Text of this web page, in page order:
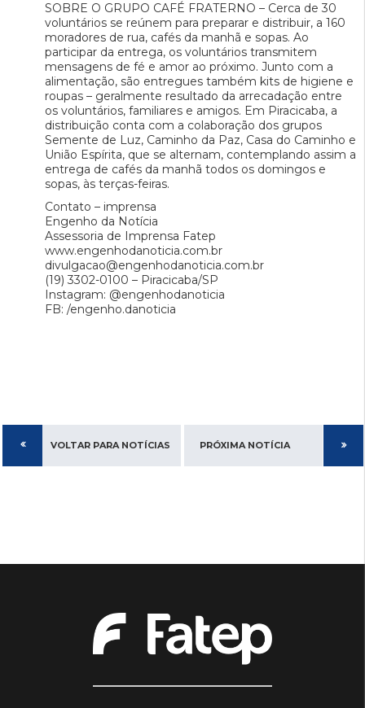
SOBRE O GRUPO CAFÉ FRATERNO – Cerca de 30
voluntários se reúnem para preparar e distribuir, a 160
moradores de rua, cafés da manhã e sopas. Ao
participar da entrega, os voluntários transmitem
mensagens de fé e amor ao próximo. Junto com a
alimentação, são entregues também kits de higiene e
roupas – geralmente resultado da arrecadação entre
os voluntários, familiares e amigos. Em Piracicaba, a
distribuição conta com a colaboração dos grupos
Semente de Luz, Caminho da Paz, Casa do Caminho e
União Espírita, que se alternam, contemplando assim a
entrega de cafés da manhã todos os domingos e
sopas, às terças-feiras.
Contato – imprensa
Engenho da Notícia
Assessoria de Imprensa Fatep
www.engenhodanoticia.com.br
divulgacao@engenhodanoticia.com.br
(19) 3302-0100 – Piracicaba/SP
Instagram: @engenhodanoticia
FB: /engenho.danoticia
VOLTAR PARA NOTÍCIAS PRÓXIMA NOTÍCIA